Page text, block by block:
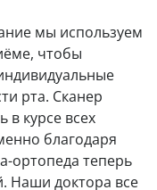
мы используем
чтобы
рта. Сканер
в курсе всех
благодаря
ортопеда теперь
Наши доктора все